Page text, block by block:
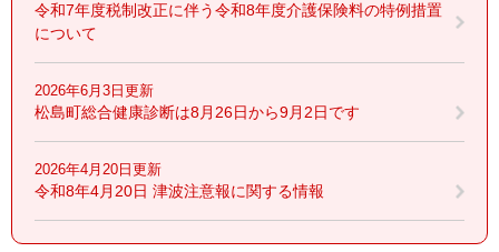
令和7年度税制改正に伴う令和8年度介護保険料の特例措置
について
2026年6月3日更新
松島町総合健康診断は8月26日から9月2日です
2026年4月20日更新
令和8年4月20日 津波注意報に関する情報